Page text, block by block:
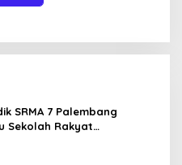
SRMA 7 Palembang
Sekolah Rakyat